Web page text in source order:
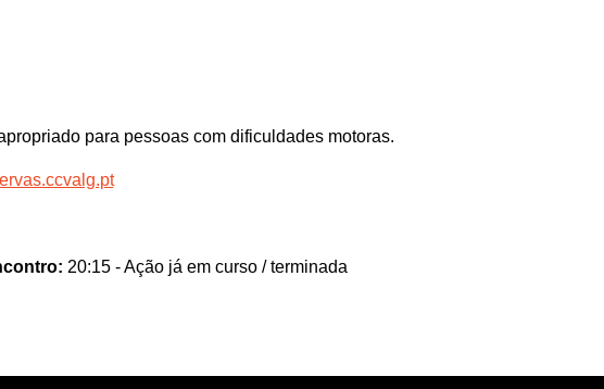
para pessoas com dificuldades motoras.
20:15 - Ação já em curso / terminada